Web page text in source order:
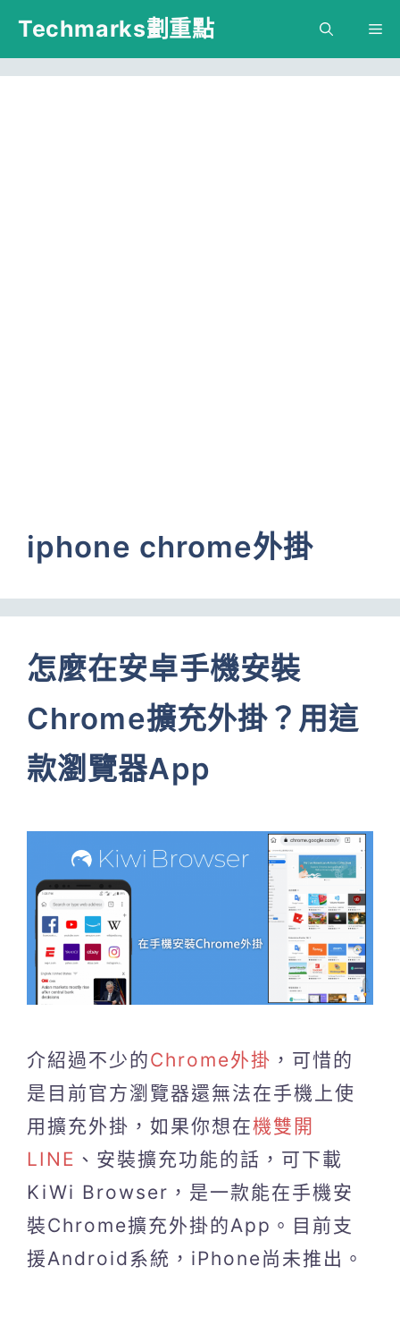
跳
主
Techmarks劃重點
iphone chrome外掛
怎麼在安卓手機安裝
Chrome擴充外掛？用這
款瀏覽器App
介紹過不少的Chrome外掛 ，可惜的
是目前官方瀏覽器還無法在手機上使
用擴充外掛，如果你想在機雙開
LINE 、安裝擴充功能的話，可下載
KiWi Browser，是一款能在手機安
裝Chrome擴充外掛的App。目前支
援Android系統，iPhone尚未推出。